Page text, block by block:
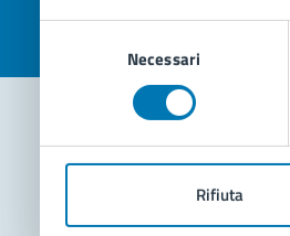
consenso
Necessari
Rifiuta